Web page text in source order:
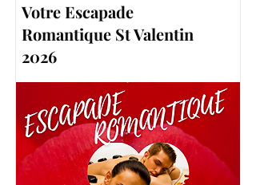
Votre Escapade
Romantique St Valentin
2026